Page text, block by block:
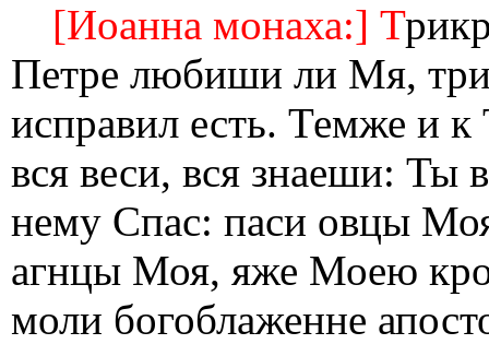
[Иоанна монаха:] Т
Петре любиши ли Мя,
исправил есть. Темже и
вся веси, вся знаеши:
нему Спас: паси овцы
агнцы Моя, яже Моею
моли богоблаженне